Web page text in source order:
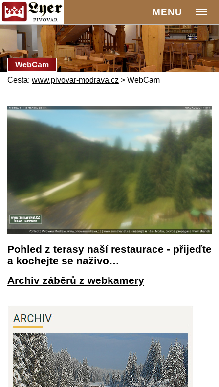
MENU
WebCam
Cesta: www.pivovar-modrava.cz > WebCam
Pohled z terasy naší restaurace - přijeďte
a kochejte se naživo…
Archiv záběrů z webkamery